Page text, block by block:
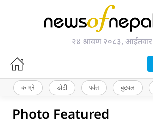
२४ श्रावण २०८३, आईतवार
काभ्रे डोटी पर्वत बुटवल
Photo Featured